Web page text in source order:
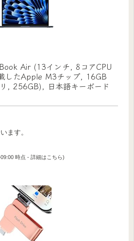
Air (13インチ, 8コアCPU
したApple M3チップ, 16GB
, 256GB), 日本語キーボード
ます。
時点 - 詳細はこちら)